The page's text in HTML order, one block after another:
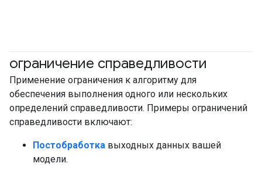
ограничение справедливости#ответственный
Применение ограничения к алгоритму для
обеспечения выполнения одного или нескольких
определений справедливости. Примеры ограничений
справедливости включают:
Постобработка выходных данных вашей
модели.